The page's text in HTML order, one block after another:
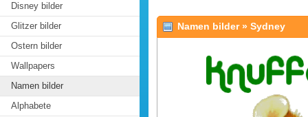
Disney bilder
Glitzer bilder
Ostern bilder
Wallpapers
Namen bilder
Alphabete
Namen bilder» Sydney